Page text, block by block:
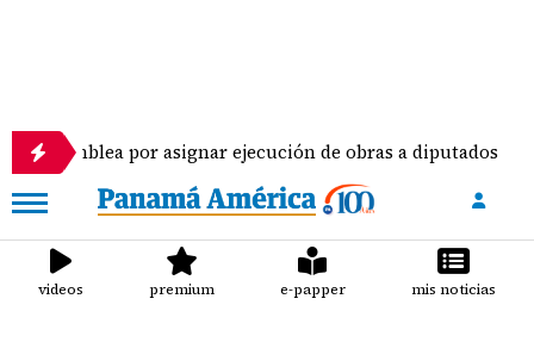
por asignar ejecución de obras a diputados
videos premium e-papper mis noticias